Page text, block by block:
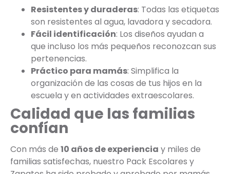
Resistentes y duraderas: Todas las etiquetas
son resistentes al agua, lavadora y secadora.
Fácil identificación: Los diseños ayudan a
que incluso los más pequeños reconozcan sus
pertenencias.
Práctico para mamás: Simplifica la
organización de las cosas de tus hijos en la
escuela y en actividades extraescolares.
Calidad que las familias
confían
Con más de 10 años de experiencia y miles de
familias satisfechas, nuestro Pack Escolares y